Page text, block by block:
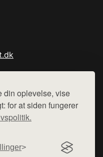
din oplevelse, vise
for at siden fungerer
henviser til de shops,